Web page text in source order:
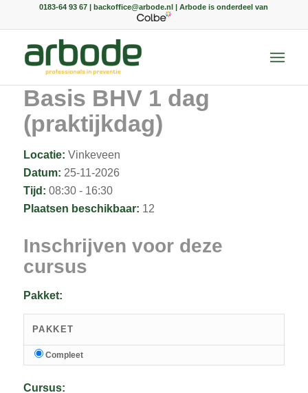
0183-64 93 67 | backoffice@arbode.nl | Arbode is onderdeel van
Basis BHV 1 dag
(praktijkdag)
Locatie: Vinkeveen
Datum: 25-11-2026
Tijd: 08:30 - 16:30
Plaatsen beschikbaar: 12
Inschrijven voor deze
cursus
Pakket:
PAKKET
Compleet
Cursus: